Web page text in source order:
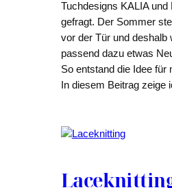
Tuchdesigns KALIA
gefragt. Der Sommer
vor der Tür und deshalb
passend dazu etwas
So entstand die Idee für
In diesem Beitrag zeige